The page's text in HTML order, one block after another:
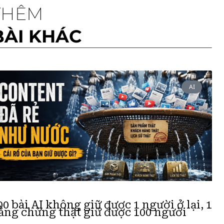
KHÁC
AI
bài AI không giữ được 1 người ở lại, 1
chứng thật giữ được 100 người